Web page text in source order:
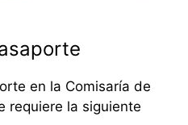
en la Comisaría de
requiere la siguiente